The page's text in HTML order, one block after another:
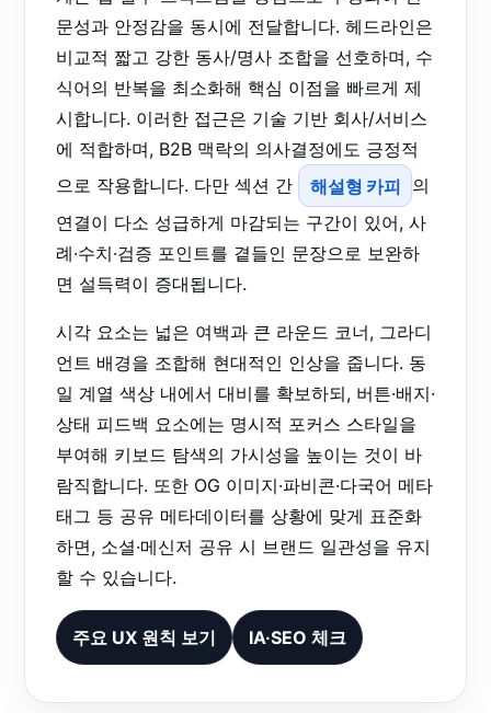
문성과 안정감을 동시에 전달합니다. 헤드라인은
비교적 짧고 강한 동사/명사 조합을 선호하며, 수
식어의 반복을 최소화해 핵심 이점을 빠르게 제
시합니다. 이러한 접근은 기술 기반 회사/서비스
에 적합하며, B2B 맥락의 의사결정에도 긍정적
으로 작용합니다. 다만 섹션 간
해설형 카피 의
연결이 다소 성급하게 마감되는 구간이 있어, 사
례·수치·검증 포인트를 곁들인 문장으로 보완하
면 설득력이 증대됩니다.
시각 요소는 넓은 여백과 큰 라운드 코너, 그라디
언트 배경을 조합해 현대적인 인상을 줍니다. 동
일 계열 색상 내에서 대비를 확보하되, 버튼·배지·
상태 피드백 요소에는 명시적 포커스 스타일을
부여해 키보드 탐색의 가시성을 높이는 것이 바
람직합니다. 또한 OG 이미지·파비콘·다국어 메타
태그 등 공유 메타데이터를 상황에 맞게 표준화
하면, 소셜·메신저 공유 시 브랜드 일관성을 유지
할 수 있습니다.
주요 UX 원칙 보기 IA·SEO 체크